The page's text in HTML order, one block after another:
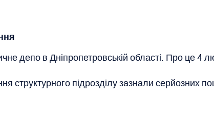
депо в Дніпропетровській області. Про це
структурного підрозділу зазнали серйозних